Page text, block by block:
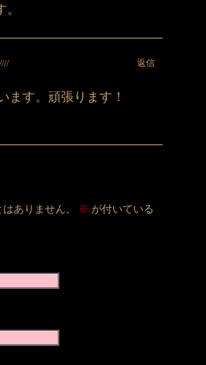
返信
ます。頑張ります！
ありません。 ※ が付いている